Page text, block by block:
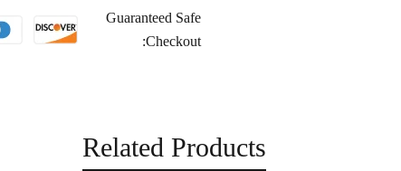
Guaranteed Safe
Checkout:
Related Products